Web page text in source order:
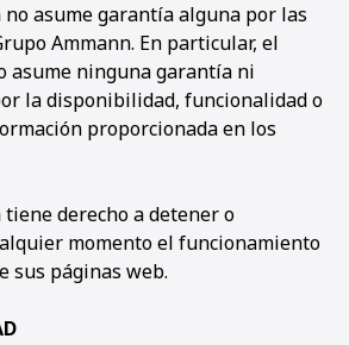
no asume garantía alguna por las
Ammann. En particular, el
asume ninguna garantía ni
la disponibilidad, funcionalidad o
proporcionada en los
tiene derecho a detener o
momento el funcionamiento
sus páginas web.